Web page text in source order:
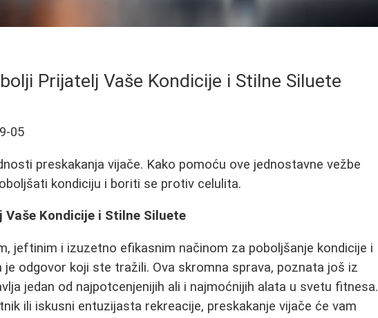
Prijatelj Vaše Kondicije i Stilne Siluete
05
preskakanja vijače. Kako pomoću ove jednostavne vežbe
kondiciju i boriti se protiv celulita.
Kondicije i Stilne Siluete
jeftinim i izuzetno efikasnim načinom za poboljšanje kondicije i
je odgovor koji ste tražili. Ova skromna sprava, poznata još iz
jedan od najpotcenjenijih ali i najmoćnijih alata u svetu fitnesa.
ili iskusni entuzijasta rekreacije, preskakanje vijače će vam